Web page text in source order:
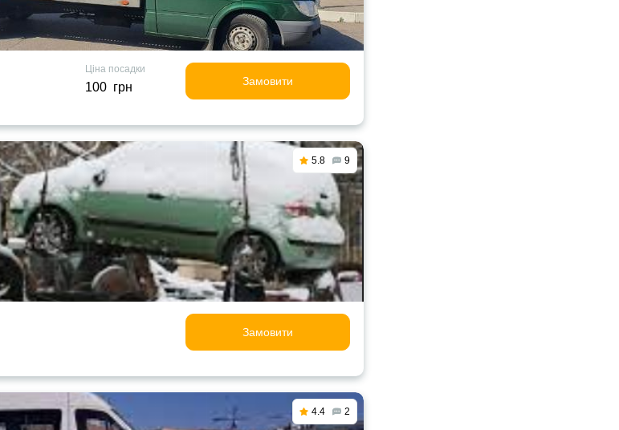
Ціна посадки
100 грн Замовити
5.8 9
Замовити
4.4 2